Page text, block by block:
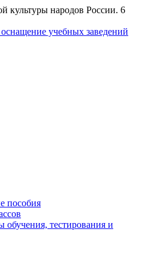
культуры народов России. 6
пособия
тестирования и